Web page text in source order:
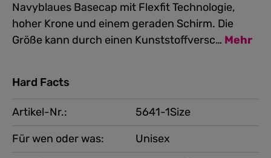
Navyblaues Basecap mit Flexfit Technologie,
hoher Krone und einem geraden Schirm. Die
Größe kann durch einen Kunststoffversc… Mehr
Hard Facts
Artikel-Nr.:
5641-1Size
Für wen oder was:
Unisex